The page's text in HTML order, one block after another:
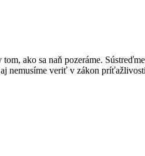
ako sa naň pozeráme.
nemusíme veriť v zákon